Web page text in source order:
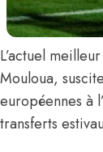
L’actuel
Mouloua,
européennes à
transferts